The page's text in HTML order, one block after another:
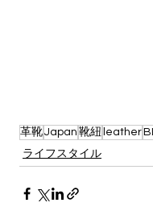
革靴Japan 靴紐 leather
ライフスタイル